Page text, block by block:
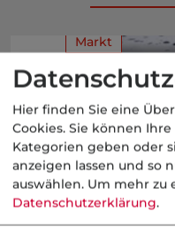
Markt
Nachrichten
Wefox
"Der größte
gemacht
Wefox wurde zum
geriet später ins
Hier finden Sie eine
Cookies. Sie können
Kategorien geben oder
anzeigen lassen und so
auswählen. Um mehr zu
Datenschutzerklärung.